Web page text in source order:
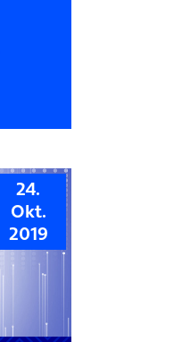
24.
Okt.
2019